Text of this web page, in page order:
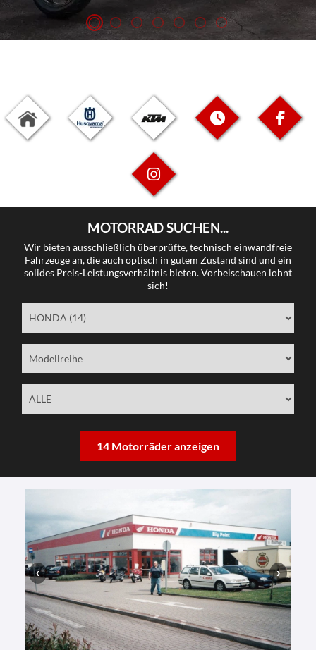
MOTORRAD SUCHEN...
Wir bieten ausschließlich überprüfte, technisch einwandfreie
Fahrzeuge an, die auch optisch in gutem Zustand sind und ein
solides Preis-Leistungsverhältnis bieten. Vorbeischauen lohnt
sich!
14 Motorräder anzeigen